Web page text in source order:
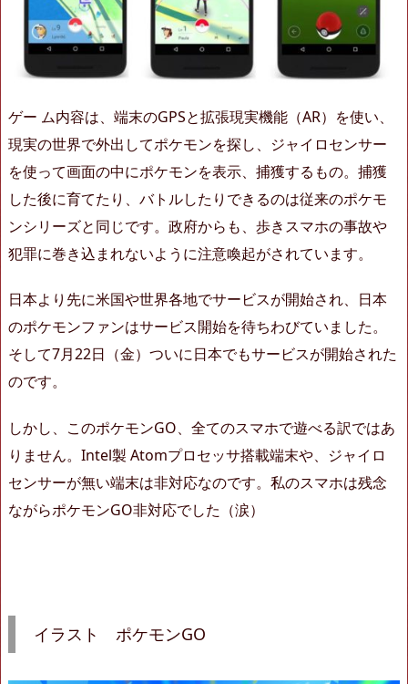
ゲー ム内容は、端末のGPSと拡張現実機能（AR）を使い、
現実の世界で外出してポケモンを探し、ジャイロセンサー
を使って画面の中にポケモンを表示、捕獲するもの。捕獲
した後に育てたり、バトルしたりできるのは従来のポケモ
ンシリーズと同じです。政府からも、歩きスマホの事故や
犯罪に巻き込まれないように注意喚起がされています。
日本より先に米国や世界各地でサービスが開始され、日本
のポケモンファンはサービス開始を待ちわびていました。
そして7月22日（金）ついに日本でもサービスが開始された
のです。
しかし、このポケモンGO、全てのスマホで遊べる訳ではあ
りません。Intel製 Atomプロセッサ搭載端末や、ジャイロ
センサーが無い端末は非対応なのです。私のスマホは残念
ながらポケモンGO非対応でした（涙）
イラスト ポケモンGO